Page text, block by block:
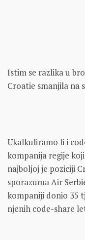
Istim se razlika u
Croatie smanjila na
Ukalkuliramo li i
kompanija regije
najboljoj je poziciji
sporazuma Air
kompaniji donio 35
njenih code-share